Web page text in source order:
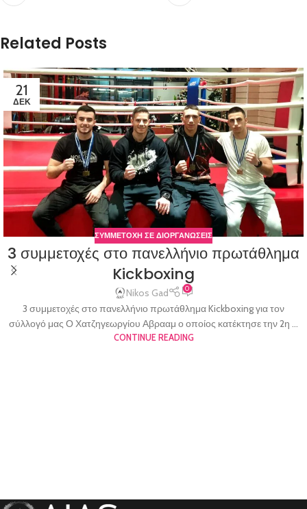
Related Posts
21
ΔΕΚ
ΣΥΜΜΕΤΟΧΗ ΣΕ ΔΙΟΡΓΑΝΩΣΕΙΣ
3 συμμετοχές στο πανελλήνιο πρωτάθλημα
Kickboxing
Nikos Gad 0
3 συμμετοχές στο πανελλήνιο πρωτάθλημα Kickboxing για τον
σύλλογό μας Ο Χατζηγεωργίου Αβρααμ ο οποίος κατέκτησε την 2η ...
CONTINUE READING